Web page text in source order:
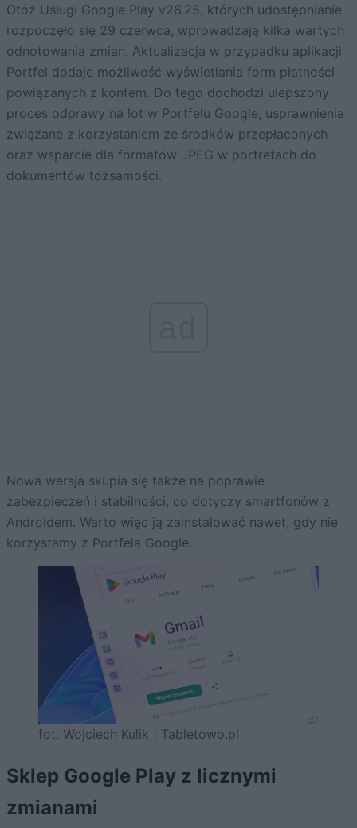
Otóż Usługi Google Play v26.25, których udostępnianie
rozpoczęło się 29 czerwca, wprowadzają kilka wartych
odnotowania zmian. Aktualizacja w przypadku aplikacji
Portfel dodaje możliwość wyświetlania form płatności
powiązanych z kontem. Do tego dochodzi ulepszony
proces odprawy na lot w Portfelu Google, usprawnienia
związane z korzystaniem ze środków przepłaconych
oraz wsparcie dla formatów JPEG w portretach do
dokumentów tożsamości.
Nowa wersja skupia się także na poprawie
zabezpieczeń i stabilności, co dotyczy smartfonów z
Androidem. Warto więc ją zainstalować nawet, gdy nie
korzystamy z Portfela Google.
fot. Wojciech Kulik | Tabletowo.pl
Sklep Google Play z licznymi
zmianami